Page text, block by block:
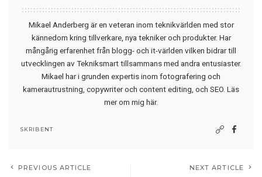
Mikael Anderberg är en veteran inom teknikvärlden med stor
kännedom kring tillverkare, nya tekniker och produkter. Har
mångårig erfarenhet från blogg- och it-världen vilken bidrar till
utvecklingen av Tekniksmart tillsammans med andra entusiaster.
Mikael har i grunden expertis inom fotografering och
kamerautrustning, copywriter och content editing, och SEO. Läs
mer om mig här.
SKRIBENT
PREVIOUS ARTICLE NEXT ARTICLE